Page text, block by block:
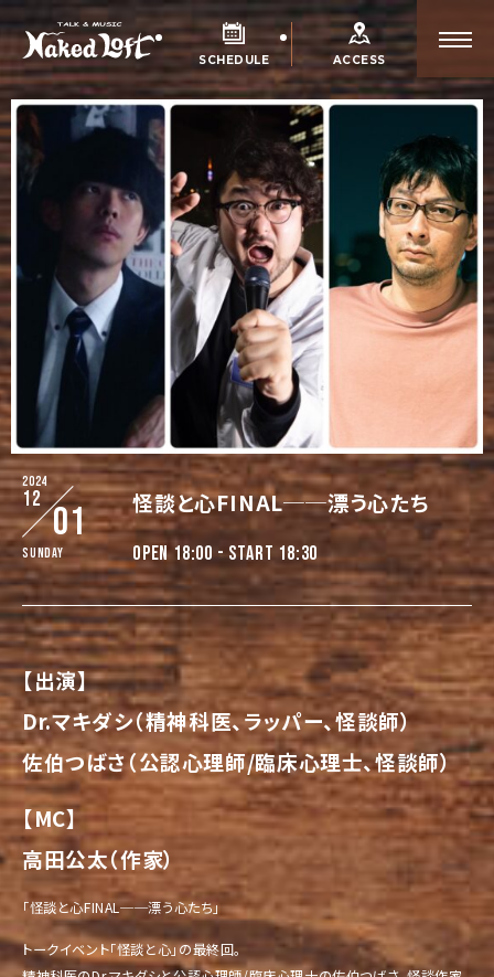
SCHEDULE ACCESS
2024
12
01
Sunday
怪談と心FINAL──漂う心たち
OPEN 18:00 - START 18:30
【出演】
Dr.マキダシ（精神科医、ラッパー、怪談師）
佐伯つばさ（公認心理師/臨床心理士、怪談師）
【MC】
高田公太（作家）
「怪談と心FINAL──漂う心たち」
トークイベント「怪談と心」の最終回。